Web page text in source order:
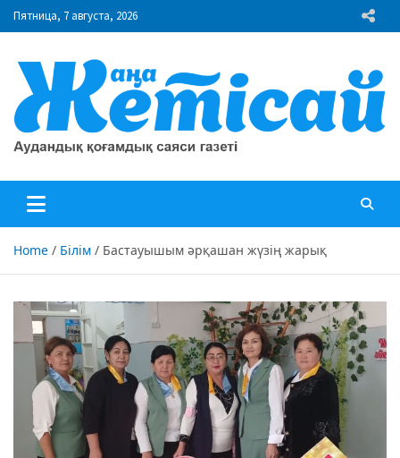
Skip
to
Пятница, 7 августа, 2026
"Жаңа Жетісай" газеті
Home Білім Бастауышым әрқашан жүзің жарық